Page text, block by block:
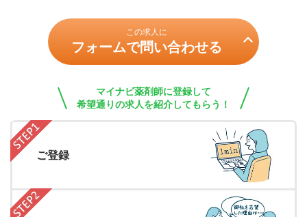
この求人に
フォームで問い合わせる
マイナビ薬剤師に登録して
希望通りの求人を紹介してもらう！
ご登録